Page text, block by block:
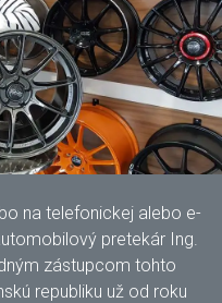
na telefonickej alebo e-
pretekár Ing.
zástupcom tohto
republiku už od roku